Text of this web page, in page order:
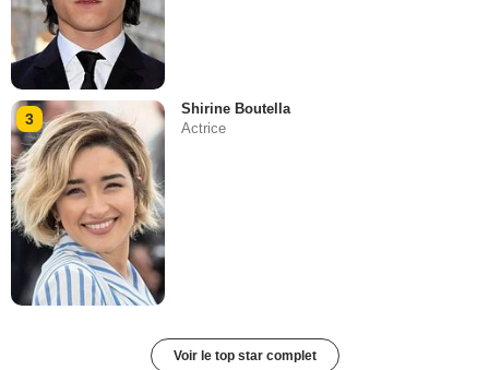
3
Shirine Boutella
Actrice
Voir le top star complet